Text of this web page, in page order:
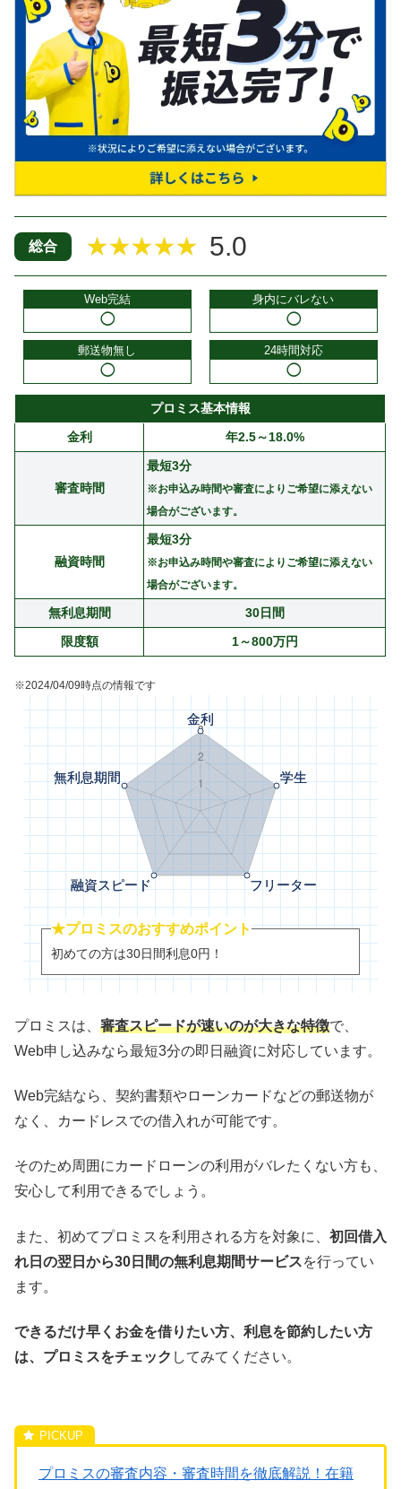
総合 ★★★★★ 5.0
Web完結
◯
身内にバレない
◯
郵送物無し
◯
24時間対応
◯
プロミス基本情報
金利
年2.5～18.0%
審査時間
最短3分
※お申込み時間や審査によりご希望に添えない
場合がございます。
融資時間
最短3分
※お申込み時間や審査によりご希望に添えない
場合がございます。
無利息期間
30日間
限度額
1～800万円
※2024/04/09時点の情報です
★プロミスのおすすめポイント
初めての方は30日間利息0円！
プロミスは、 審査スピードが速いのが大きな特徴で、
Web申し込みなら最短3分の即日融資に対応しています。
Web完結なら、契約書類やローンカードなどの郵送物が
なく、カードレスでの借入れが可能です。
そのため周囲にカードローンの利用がバレたくない方も、
安心して利用できるでしょう。
また、初めてプロミスを利用される方を対象に、 初回借入
れ日の翌日から30日間の無利息期間サービスを行ってい
ます。
できるだけ早くお金を借りたい方、利息を節約したい方
は、プロミスをチェック してみてください。
プロミスの審査内容・審査時間を徹底解説！在籍